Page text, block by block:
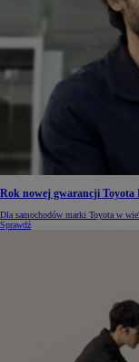
Rok nowej gwarancji Toyota
Dla samochodów marki Toyota w
Sprawdź